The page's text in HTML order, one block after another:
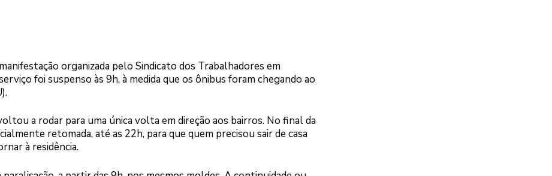
organizada pelo Sindicato dos Trabalhadores em
foi suspenso às 9h, à medida que os ônibus foram chegando ao
a rodar para uma única volta em direção aos bairros. No final da
retomada, até as 22h, para que quem precisou sair de casa
à residência.